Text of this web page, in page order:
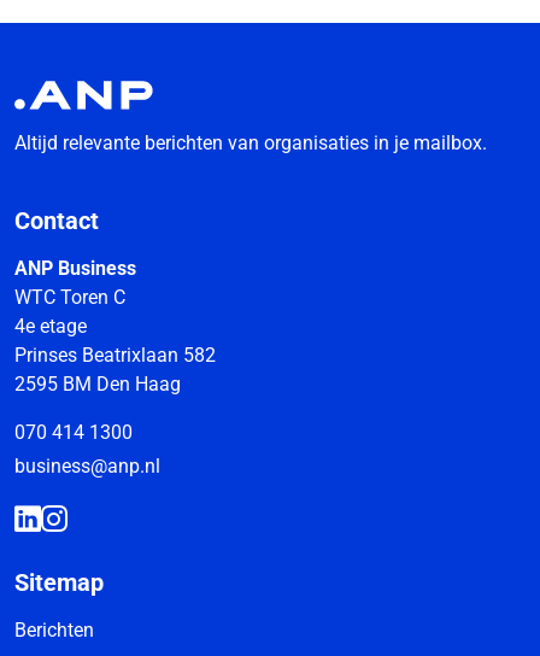
Altijd relevante berichten van organisaties in je mailbox.
Contact
ANP Business
WTC Toren C
4e etage
Prinses Beatrixlaan 582
2595 BM Den Haag
070 414 1300
business@anp.nl
Sitemap
Berichten